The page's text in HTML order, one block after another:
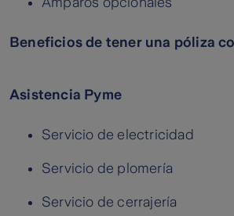
Beneficios de tener una póliza
Asistencia Pyme
Servicio de electricidad
Servicio de plomería
Servicio de cerrajería